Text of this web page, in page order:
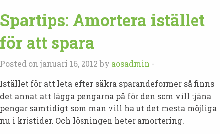
Spartips: Amortera istället
för att spara
Posted on januari 16, 2012 by aosadmin -
Istället för att leta efter säkra sparandeformer så finns
det annat att lägga pengarna på för den som vill tjäna
pengar samtidigt som man vill ha ut det mesta möjliga
nu i kristider. Och lösningen heter amortering.